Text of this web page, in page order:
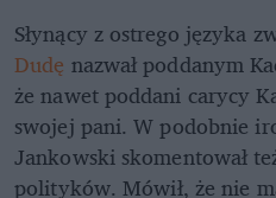
Słynący z ostrego języka
Dudę nazwał poddanym
że nawet poddani carycy
swojej pani. W podobnie
Jankowski skomentował
polityków. Mówił, że nie